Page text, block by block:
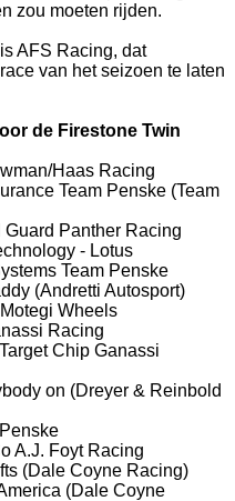
zou moeten rijden.
AFS Racing, dat
van het seizoen te laten
de Firestone Twin
Haas Racing
Team Penske (Team
Panther Racing
- Lotus
Team Penske
(Andretti Autosport)
Wheels
Racing
Chip Ganassi
on (Dreyer & Reinbold
A.J. Foyt Racing
(Dale Coyne Racing)
(Dale Coyne